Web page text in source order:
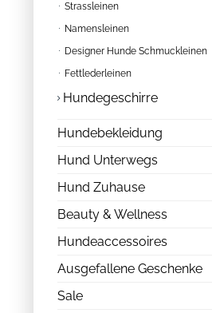
Strassleinen
Namensleinen
Designer Hunde Schmuckleinen
Fettlederleinen
Hundegeschirre
Hundebekleidung
Hund Unterwegs
Hund Zuhause
Beauty & Wellness
Hundeaccessoires
Ausgefallene Geschenke
Sale